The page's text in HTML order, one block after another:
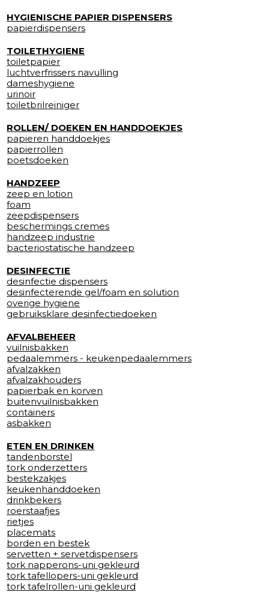
HYGIENISCHE PAPIER DISPENSERS
papierdispensers
TOILETHYGIENE
toiletpapier
luchtverfrissers navulling
dameshygiene
urinoir
toiletbrilreiniger
ROLLEN/ DOEKEN EN HANDDOEKJES
papieren handdoekjes
papierrollen
poetsdoeken
HANDZEEP
zeep en lotion
foam
zeepdispensers
beschermings cremes
handzeep industrie
bacteriostatische handzeep
DESINFECTIE
desinfectie dispensers
desinfecterende gel/foam en solution
overige hygiene
gebruiksklare desinfectiedoeken
AFVALBEHEER
vuilnisbakken
pedaalemmers - keukenpedaalemmers
afvalzakken
afvalzakhouders
papierbak en korven
buitenvuilnisbakken
containers
asbakken
ETEN EN DRINKEN
tandenborstel
tork onderzetters
bestekzakjes
keukenhanddoeken
drinkbekers
roerstaafjes
rietjes
placemats
borden en bestek
servetten + servetdispensers
tork napperons-uni gekleurd
tork tafellopers-uni gekleurd
tork tafelrollen-uni gekleurd